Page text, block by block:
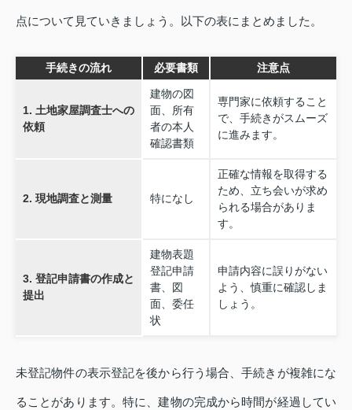
点について見ていきましょう。以下の表にまとめました。
手続きの流れ 必要書類 注意点
1. 土地家屋調査士への
依頼
建物の図
面、所有
者の本人
確認書類
専門家に依頼すること
で、手続きがスムーズ
に進みます。
2. 現地調査と測量 特になし
正確な情報を取得する
ため、立ち会いが求め
られる場合がありま
す。
3. 登記申請書の作成と
提出
建物表題
登記申請
書、図
面、委任
状
申請内容に誤りがない
よう、慎重に確認しま
しょう。
未登記物件の表示登記を後から行う場合、手続きが複雑にな
ることがあります。特に、建物の完成から時間が経過してい